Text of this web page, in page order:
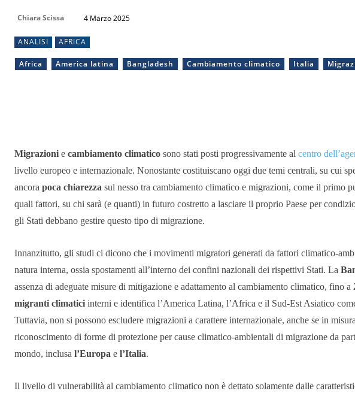
Chiara Scissa 4 Marzo 2025
ANALISI AFRICA
Africa America latina Bangladesh Cambiamento climatico Italia
Migrazioni e cambiamento climatico sono stati posti progressivamente al centro
livello europeo e internazionale. Nonostante costituiscano oggi due temi centrali, su cui
ancora poca chiarezza sul nesso tra cambiamento climatico e migrazioni, come il primo
quali fattori, su chi sarà (e quanti) in futuro costretto a lasciare il proprio Paese per
gli Stati debbano gestire questo tipo di migrazione.
Innanzitutto, gli studi ci dicono che i movimenti migratori generati da fattori climatico-
natura interna, ossia spostamenti all’interno dei confini nazionali dei rispettivi Stati. La
assenza di adeguate misure di mitigazione e adattamento al cambiamento climatico, fino a
migranti climatici interni e identifica l’America Latina, l’Africa e il Sud-Est Asiatico
Tuttavia, non si possono escludere migrazioni a carattere internazionale, anche se in
riconoscimento di forme di protezione per cause climatico-ambientali di migrazione da
mondo, inclusa l’Europa e l’Italia.
Il livello di vulnerabilità al cambiamento climatico non è dettato solamente dalle